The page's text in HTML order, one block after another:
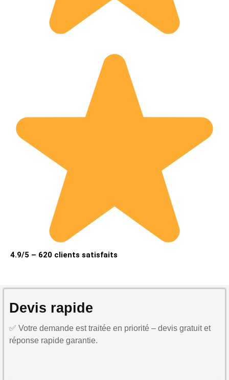
4.9/5 – 620 clients satisfaits
Devis rapide
✅ Votre demande est traitée en priorité – devis gratuit et
réponse rapide garantie.